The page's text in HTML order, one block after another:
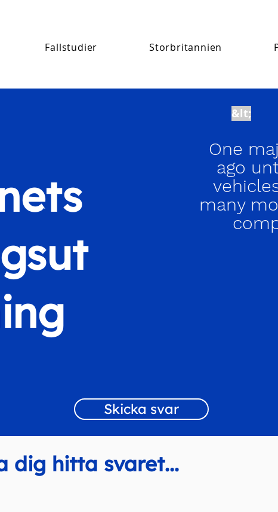
Fallstudier Storbritannien
&lt;
One
ago
many
Skicka svar
dig hitta svaret...